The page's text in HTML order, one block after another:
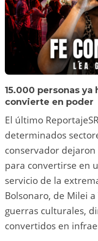
15.000 personas ya
convierte en poder
El último
determinados
conservador
para convertirse en
servicio de la
Bolsonaro, de Milei
guerras culturales,
convertidos en